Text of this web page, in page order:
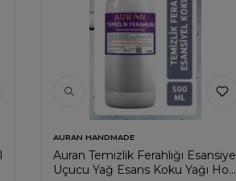
AURAN HANDMADE
Auran Temizlik Ferahlığı Esansiyel
Uçucu Yağ Esans Koku Yağı Hobi